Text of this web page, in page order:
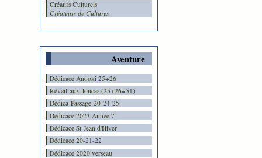
Créatifs Culturels
Créateurs de Cultures
Aventure
Dédicace Anooki 25+26
Réveil-aux-Joncas (25+26=51)
Dédica-Passage-20-24-25
Dédicace 2023 Année 7
Dédicace St-Jean d'Hiver
Dédicace 20-21-22
Dédicace 2020 verseau